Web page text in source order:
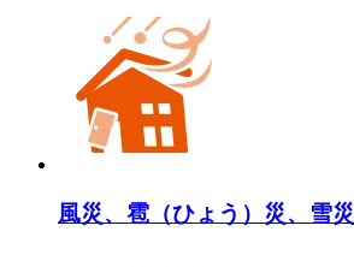
風災、雹（ひょう）災、雪災